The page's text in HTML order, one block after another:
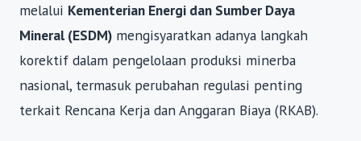
melalui Kementerian Energi dan Sumber Daya
Mineral (ESDM) mengisyaratkan adanya langkah
korektif dalam pengelolaan produksi minerba
nasional, termasuk perubahan regulasi penting
terkait Rencana Kerja dan Anggaran Biaya (RKAB).